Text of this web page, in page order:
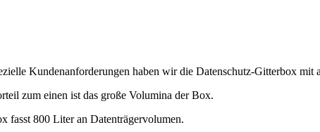
Kundenanforderungen haben wir die Datenschutz-Gitterbox mit
zum einen ist das große Volumina der Box.
fasst 800 Liter an Datenträgervolumen.